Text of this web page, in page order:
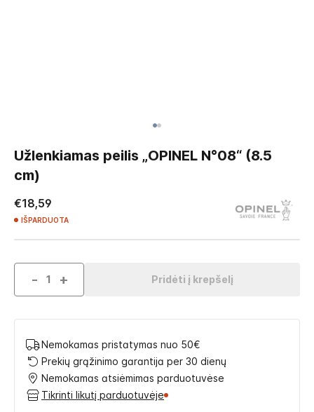
to
beginning
the
images
gallery
Užlenkiamas peilis „OPINEL N°08“ (8.5
cm)
€18,59
IŠPARDUOTA
- + Pridėti į krepšelį
Nemokamas pristatymas nuo 50€
Prekių grąžinimo garantija per 30 dienų
Nemokamas atsiėmimas parduotuvėse
Tikrinti likutį parduotuvėje